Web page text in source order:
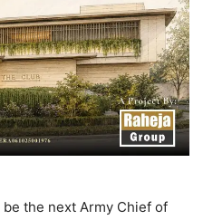
the next Army Chief of